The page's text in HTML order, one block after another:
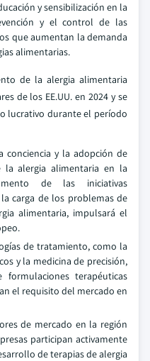
y sensibilización en la
y el control de las
que aumentan la demanda
alimentarias.
de la alergia alimentaria
de los EE.UU. en 2024 y se
lucrativo durante el período
conciencia y la adopción de
la alergia alimentaria en la
de las iniciativas
carga de los problemas de
alimentaria, impulsará el
de tratamiento, como la
y la medicina de precisión,
terapéuticas
el requisito del mercado en
de mercado en la región
participan activamente
de terapias de alergia